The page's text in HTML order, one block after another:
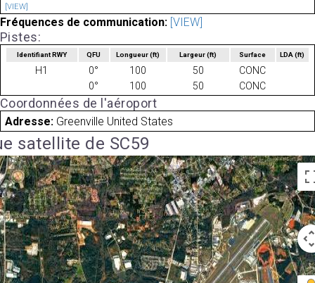
[VIEW]
Fréquences de communication: [VIEW]
Pistes:
Identifiant RWY QFU Longueur(ft) Largeur(ft) Surface LDA(ft)
H1 0° 100 50
CONC
0°
100 50 CONC
Coordonnées de l'aéroport
Adresse: Greenville United States
satellite de SC59